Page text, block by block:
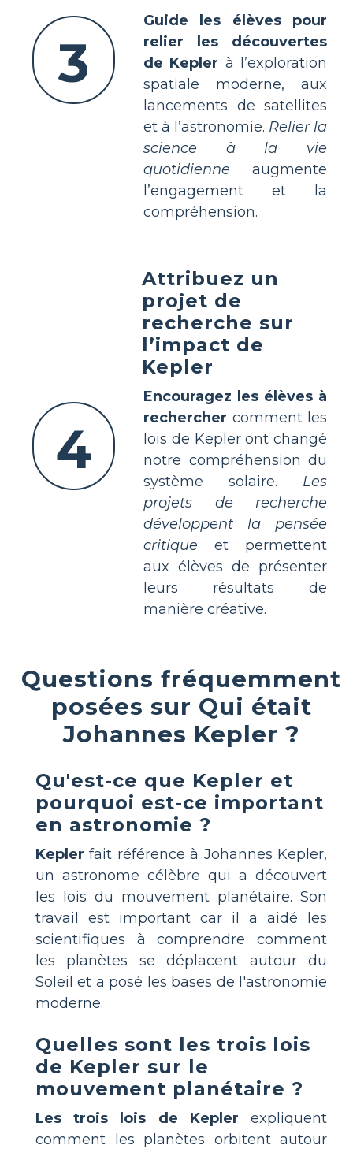
3
Guide les élèves pour
relier les découvertes
de Kepler à l’exploration
spatiale moderne, aux
lancements de satellites
et à l’astronomie. Relier la
science à la vie
quotidienne augmente
l’engagement et la
compréhension.
4
Attribuez un
projet de
recherche sur
l’impact de
Kepler
Encouragez les élèves à
rechercher comment les
lois de Kepler ont changé
notre compréhension du
système solaire. Les
projets de recherche
développent la pensée
critique et permettent
aux élèves de présenter
leurs résultats de
manière créative.
Questions fréquemment
posées sur Qui était
Johannes Kepler ?
Qu'est-ce que Kepler et
pourquoi est-ce important
en astronomie ?
Kepler fait référence à Johannes Kepler,
un astronome célèbre qui a découvert
les lois du mouvement planétaire. Son
travail est important car il a aidé les
scientifiques à comprendre comment
les planètes se déplacent autour du
Soleil et a posé les bases de l'astronomie
moderne.
Quelles sont les trois lois
de Kepler sur le
mouvement planétaire ?
Les trois lois de Kepler expliquent
comment les planètes orbitent autour